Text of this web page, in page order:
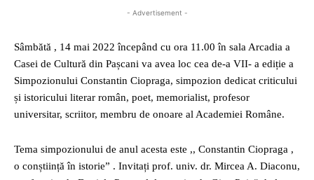
- Advertisement -
Sâmbătă , 14 mai 2022 începând cu ora 11.00 în sala Arcadia a
Casei de Cultură din Pașcani va avea loc cea de-a VII- a ediție a
Simpozionului Constantin Ciopraga, simpozion dedicat criticului
și istoricului literar român, poet, memorialist, profesor
universitar, scriitor, membru de onoare al Academiei Române.
Tema simpozionului de anul acesta este ,, Constantin Ciopraga ,
o conștiință în istorie” . Invitați prof. univ. dr. Mircea A. Diaconu,